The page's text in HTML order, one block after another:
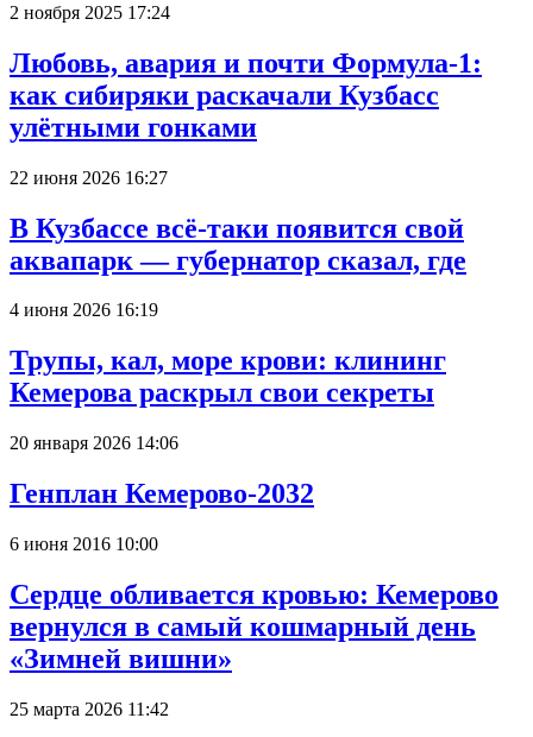
2 ноября 2025 17:24
Любовь, авария и почти Формула-1:
как сибиряки раскачали Кузбасс
улётными гонками
22 июня 2026 16:27
В Кузбассе всё-таки появится свой
аквапарк — губернатор сказал, где
4 июня 2026 16:19
Трупы, кал, море крови: клининг
Кемерова раскрыл свои секреты
20 января 2026 14:06
Генплан Кемерово-2032
6 июня 2016 10:00
Сердце обливается кровью: Кемерово
вернулся в самый кошмарный день
«Зимней вишни»
25 марта 2026 11:42